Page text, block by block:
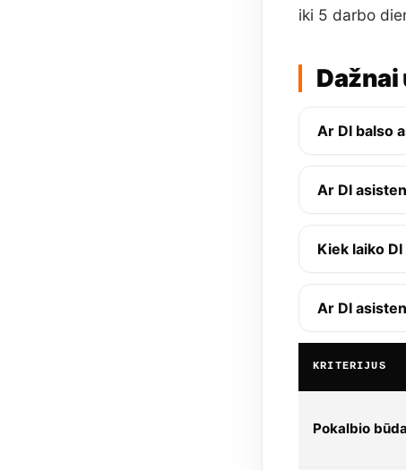
iki 5 darbo
Ar DI balso
Ar DI
Kiek laiko
Ar DI
KRITERIJUS
Pokalbio